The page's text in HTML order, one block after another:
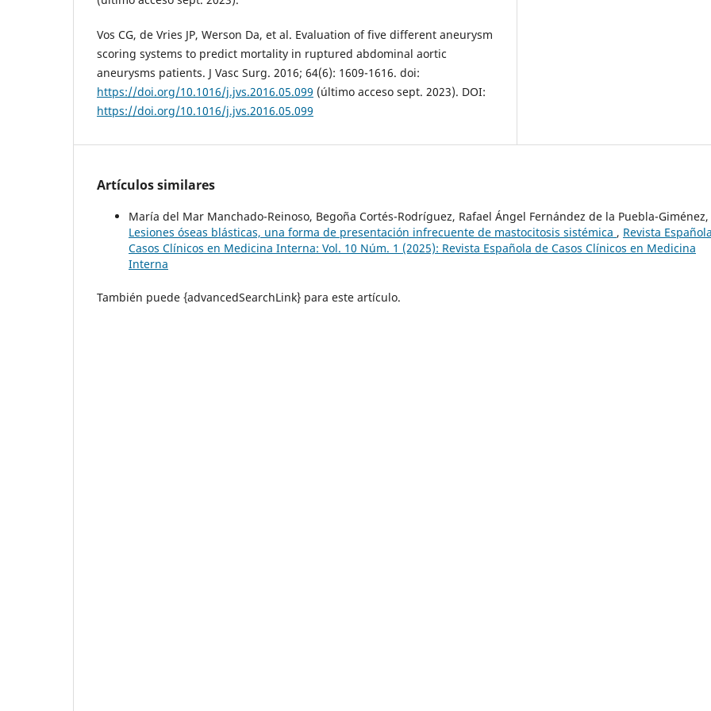
Vos CG, de Vries JP, Werson Da, et al. Evaluation of five different aneurysm
scoring systems to predict mortality in ruptured abdominal aortic
aneurysms patients. J Vasc Surg. 2016; 64(6): 1609-1616. doi:
https://doi.org/10.1016/j.jvs.2016.05.099 (último acceso sept. 2023). DOI:
https://doi.org/10.1016/j.jvs.2016.05.099
Artículos similares
María del Mar Manchado-Reinoso, Begoña Cortés-Rodríguez, Rafael Ángel Fernández de la Puebla-Giménez,
Lesiones óseas blásticas, una forma de presentación infrecuente de mastocitosis sistémica , Revista
Casos Clínicos en Medicina Interna: Vol. 10 Núm. 1 (2025): Revista Española de Casos Clínicos en Medicina
Interna
También puede {advancedSearchLink} para este artículo.